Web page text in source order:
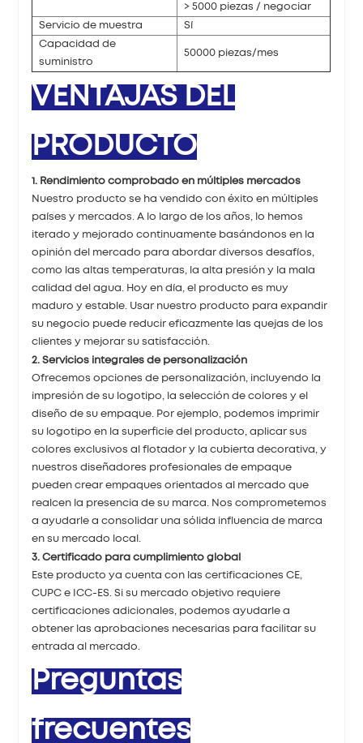
> 5000 piezas / negociar
Servicio de muestra Sí
Capacidad de
suministro
50000 piezas/mes
VENTAJAS DEL
PRODUCTO
1. Rendimiento comprobado en múltiples mercados
Nuestro producto se ha vendido con éxito en múltiples
países y mercados. A lo largo de los años, lo hemos
iterado y mejorado continuamente basándonos en la
opinión del mercado para abordar diversos desafíos,
como las altas temperaturas, la alta presión y la mala
calidad del agua. Hoy en día, el producto es muy
maduro y estable. Usar nuestro producto para expandir
su negocio puede reducir eficazmente las quejas de los
clientes y mejorar su satisfacción.
2. Servicios integrales de personalización
Ofrecemos opciones de personalización, incluyendo la
impresión de su logotipo, la selección de colores y el
diseño de su empaque. Por ejemplo, podemos imprimir
su logotipo en la superficie del producto, aplicar sus
colores exclusivos al flotador y la cubierta decorativa, y
nuestros diseñadores profesionales de empaque
pueden crear empaques orientados al mercado que
realcen la presencia de su marca. Nos comprometemos
a ayudarle a consolidar una sólida influencia de marca
en su mercado local.
3. Certificado para cumplimiento global
Este producto ya cuenta con las certificaciones CE,
CUPC e ICC-ES. Si su mercado objetivo requiere
certificaciones adicionales, podemos ayudarle a
obtener las aprobaciones necesarias para facilitar su
entrada al mercado.
Preguntas
frecuentes